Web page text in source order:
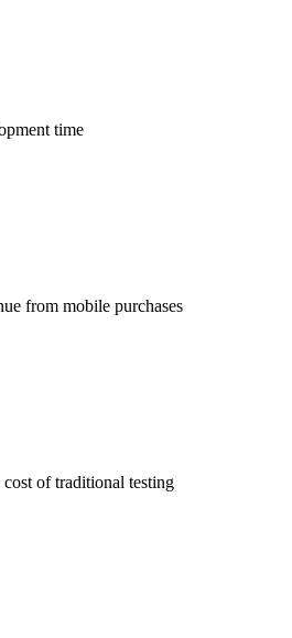
time
from mobile purchases
of traditional testing